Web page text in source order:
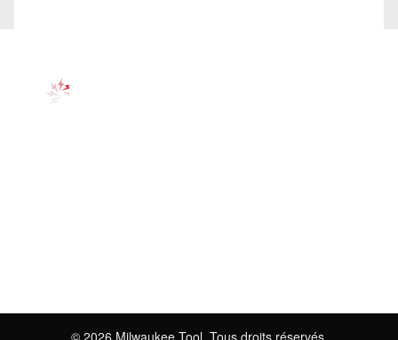
© 2026 Milwaukee Tool. Tous droits réservés.